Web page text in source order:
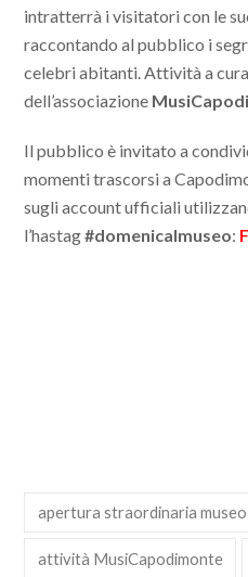
intratterrà i visitatori con le
raccontando al pubblico i
celebri abitanti. Attività a cura
dell’associazione
Il pubblico è invitato a
momenti trascorsi a
sugli account ufficiali
l’hastag#domenicalmuseo:
apertura straordinaria museo
attività MusiCapodimonte